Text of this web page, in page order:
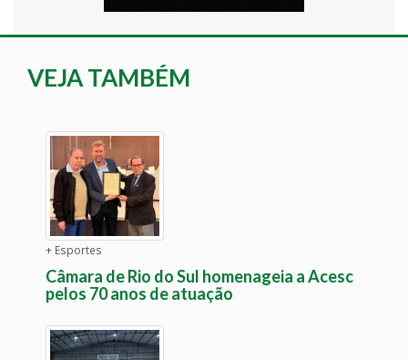
VEJA TAMBÉM
+ Esportes
Câmara de Rio do Sul homenageia a Acesc
pelos 70 anos de atuação